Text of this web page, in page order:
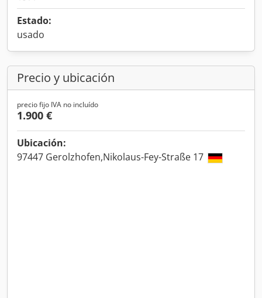
Estado:
usado
Precio y ubicación
precio fijo IVA no incluído
1.900 €
Ubicación:
97447 Gerolzhofen,Nikolaus-Fey-Straße 17